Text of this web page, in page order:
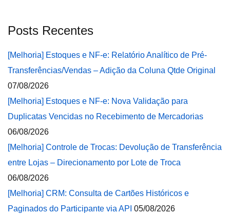
Posts Recentes
[Melhoria] Estoques e NF-e: Relatório Analítico de Pré-
Transferências/Vendas – Adição da Coluna Qtde Original
07/08/2026
[Melhoria] Estoques e NF-e: Nova Validação para
Duplicatas Vencidas no Recebimento de Mercadorias
06/08/2026
[Melhoria] Controle de Trocas: Devolução de Transferência
entre Lojas – Direcionamento por Lote de Troca
06/08/2026
[Melhoria] CRM: Consulta de Cartões Históricos e
Paginados do Participante via API 05/08/2026